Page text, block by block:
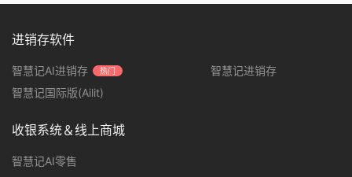
进销存软件
智慧记AI进销存 热门
智慧记进销存
智慧记国际版(Ailit)
收银系统＆线上商城
智慧记AI零售